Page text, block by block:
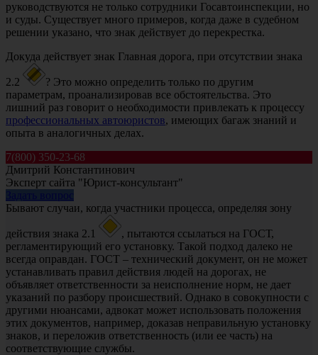
руководствуются не только сотрудники Госавтоинспекции, но
и суды. Существует много примеров, когда даже в судебном
решении указано, что знак действует до перекрестка.
Докуда действует знак Главная дорога, при отсутствии знака
2.2
? Это можно определить только по другим
параметрам, проанализировав все обстоятельства. Это
лишний раз говорит о необходимости привлекать к процессу
профессиональных автоюристов, имеющих багаж знаний и
опыта в аналогичных делах.
7(800) 350-23-68
Дмитрий Константинович
Эксперт сайта "Юрист-консультант"
Бывают случаи, когда участники процесса, определяя зону
действия знака 2.1
, пытаются ссылаться на ГОСТ,
регламентирующий его установку. Такой подход далеко не
всегда оправдан. ГОСТ – технический документ, он не может
устанавливать правил действия людей на дорогах, не
объявляет ответственности за неисполнение норм, не дает
указаний по разбору происшествий. Однако в совокупности с
другими нюансами, адвокат может использовать положения
этих документов, например, доказав неправильную установку
знаков, и переложив ответственность (или ее часть) на
соответствующие службы.